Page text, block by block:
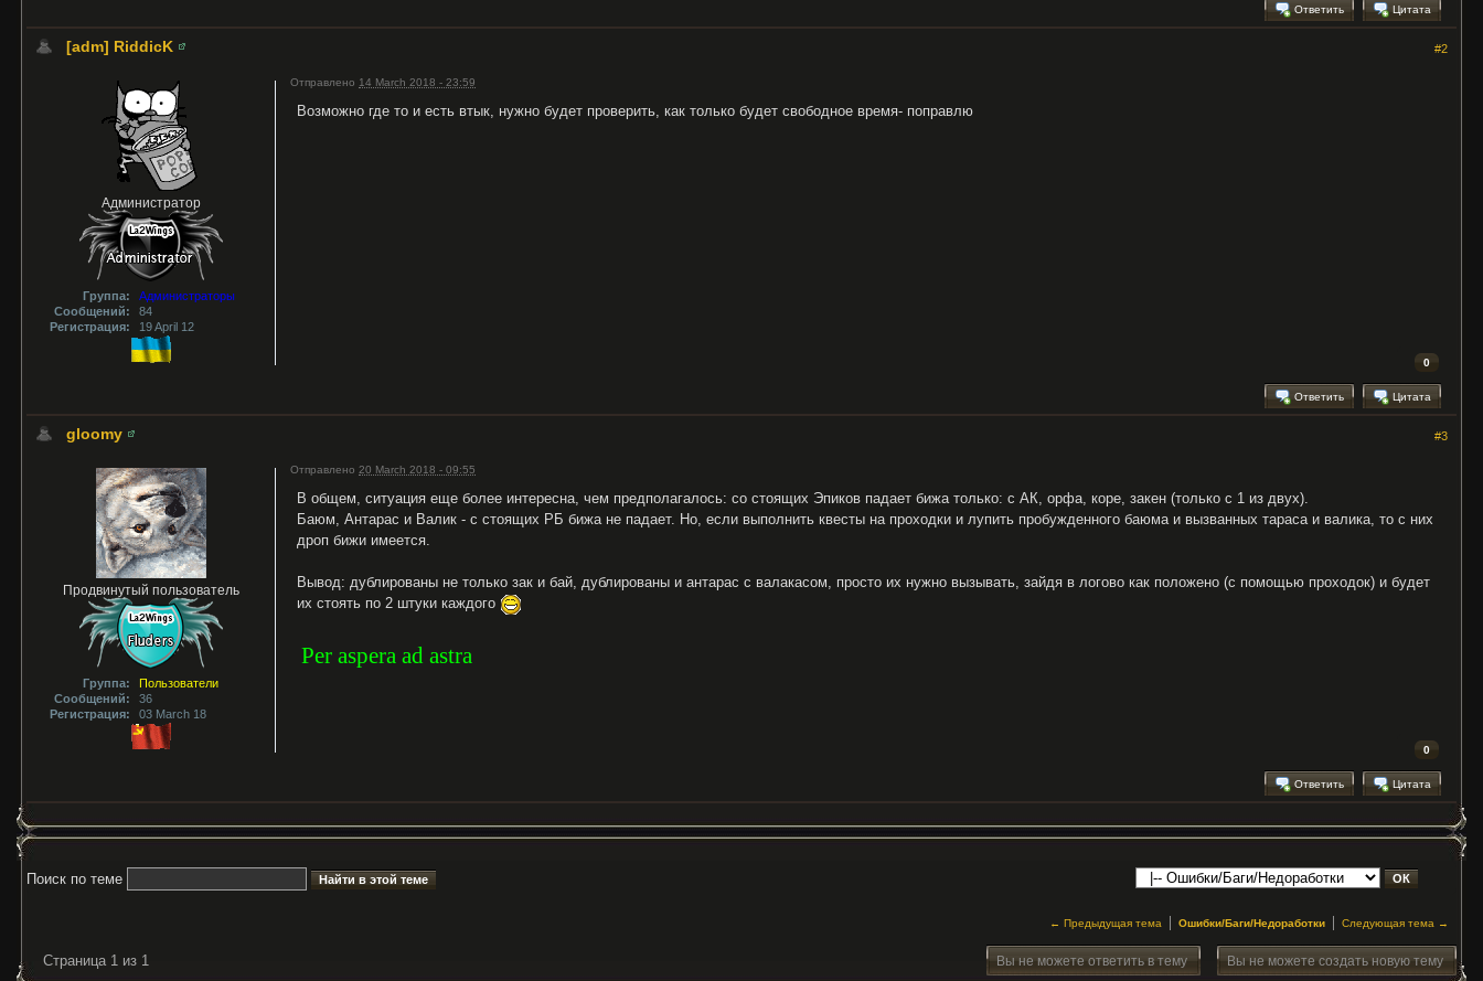
Цитата
Ответить
#2
[adm] RiddicK
Администратор
Группа:
Администраторы
Сообщений:
84
Регистрация:
19 April 12
Отправлено 14 March 2018 - 23:59
Возможно где то и есть втык, нужно будет проверить, как только будет свободное время- поправлю
0
Цитата
Ответить
#3
gloomy
Продвинутый пользователь
Группа:
Пользователи
Сообщений:
36
Регистрация:
03 March 18
Отправлено 20 March 2018 - 09:55
В общем, ситуация еще более интересна, чем предполагалось: со стоящих Эпиков падает бижа только: с АК, орфа, коре, закен (только с 1 из двух).
Баюм, Антарас и Валик - с стоящих РБ бижа не падает. Но, если выполнить квесты на проходки и лупить пробужденного баюма и вызванных тараса и валика, то с них
дроп бижи имеется.
Вывод: дублированы не только зак и бай, дублированы и антарас с валакасом, просто их нужно вызывать, зайдя в логово как положено (с помощью проходок) и будет
их стоять по 2 штуки каждого
Per aspera ad astra
0
Цитата
Ответить
Поиск по теме
← Предыдущая тема Ошибки/Баги/Недоработки Следующая тема →
Страница 1 из 1 Вы не можете создать новую тему
Вы не можете ответить в тему